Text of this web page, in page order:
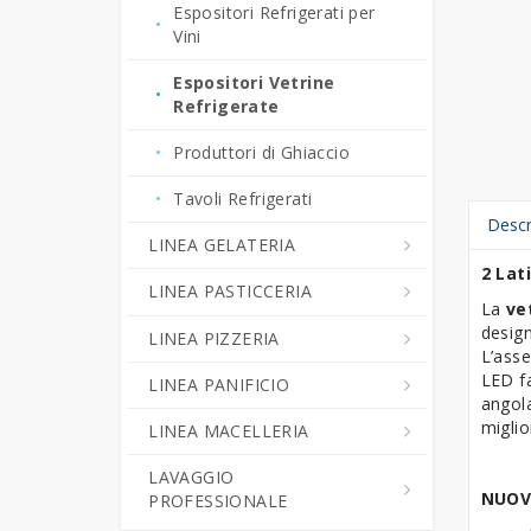
Produttori di Ghiaccio
Spremiagrumi
Rompighiaccio
ACCESSORI BAR
Espositori Refrigerati per
Vini
Espositori Vetrine
Refrigerate
Produttori di Ghiaccio
Tavoli Refrigerati
LINEA GELATERIA
Abbattitori di Temperatura -
Gelateria
Cuocicrema
LINEA PASTICCERIA
Abbattitori di Temperatura -
Pasticceria
Armadi e Tavoli
Fermalievitazione
LINEA PIZZERIA
Forni Pizza
Impastatrici
Tavoli Pizza Refrigerati
LINEA PANIFICIO
Armadi e Tavoli
Arrotondatrici
LINEA MACELLERIA
Armadi per Stagionatura
LAVAGGIO
PROFESSIONALE
2 Lati
La
LED